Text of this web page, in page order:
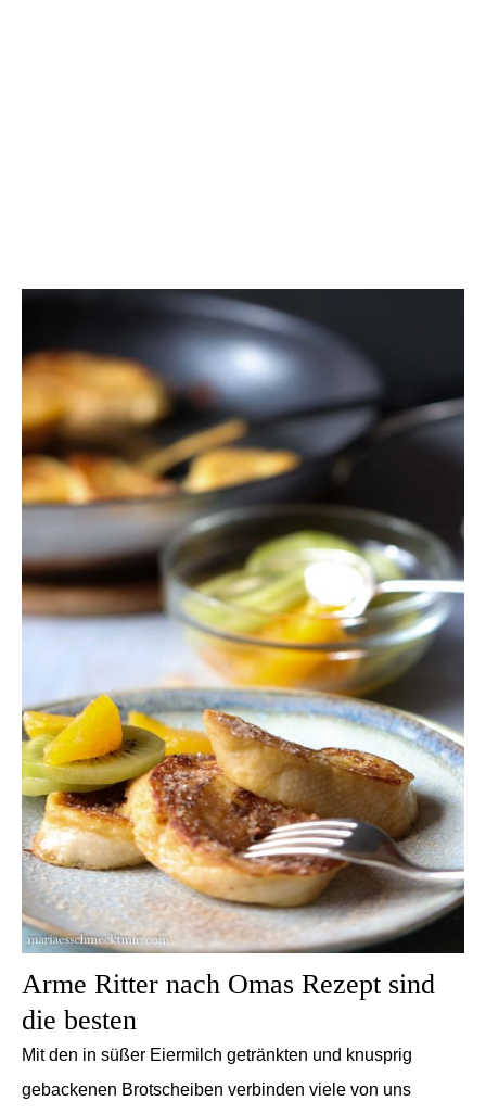
Arme Ritter nach Omas Rezept sind
die besten
Mit den in süßer Eiermilch getränkten und knusprig
gebackenen Brotscheiben verbinden viele von uns